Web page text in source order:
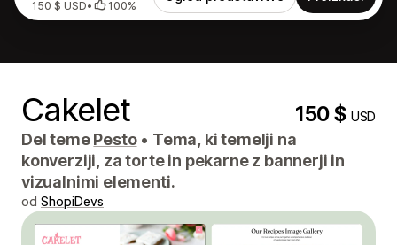
150 $ USD• 100%
Cakelet 150 $USD
Del temePesto • Tema, ki temelji na
konverziji, za torte in pekarne z bannerji in
vizualnimi elementi.
od ShopiDevs